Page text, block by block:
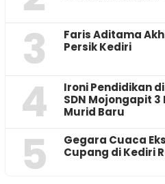
3
Faris Aditama
Persik Kediri
4
Ironi Pendidikan
SDN Mojongapit
Murid Baru
5
‎Gegara Cuaca
Cupang di Kediri